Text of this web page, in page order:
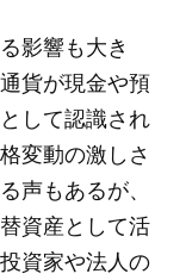
影響も大き
貨が現金や預
して認識され
変動の激しさ
声もあるが、
資産として活
資家や法人の